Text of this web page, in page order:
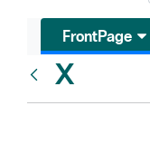
FrontPage
X